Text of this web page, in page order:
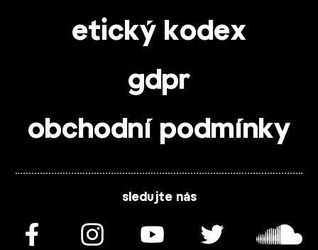
etický kodex
gdpr
obchodní podmínky
sledujte nás